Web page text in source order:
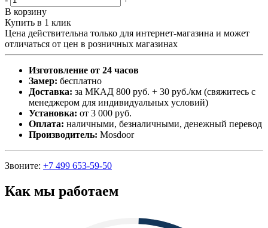
В корзину
Купить в 1 клик
Цена действительна только для интернет-магазина и может
отличаться от цен в розничных магазинах
Изготовление от 24 часов
Замер: бесплатно
Доставка: за МКАД 800 руб. + 30 руб./км (свяжитесь с
менеджером для индивидуальных условий)
Установка: от 3 000 руб.
Оплата: наличными, безналичными, денежный перевод
Производитель: Mosdoor
Звоните: +7 499 653-59-50
Как мы работаем